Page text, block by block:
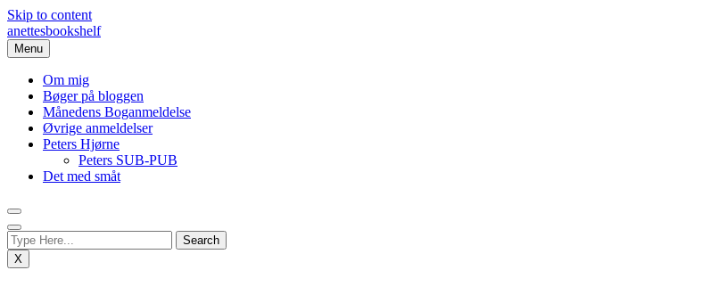
Skip to content
anettesbookshelf
Menu
Om mig
Bøger på bloggen
Månedens Boganmeldelse
Øvrige anmeldelser
Peters Hjørne
Peters SUB-PUB
Det med småt
X